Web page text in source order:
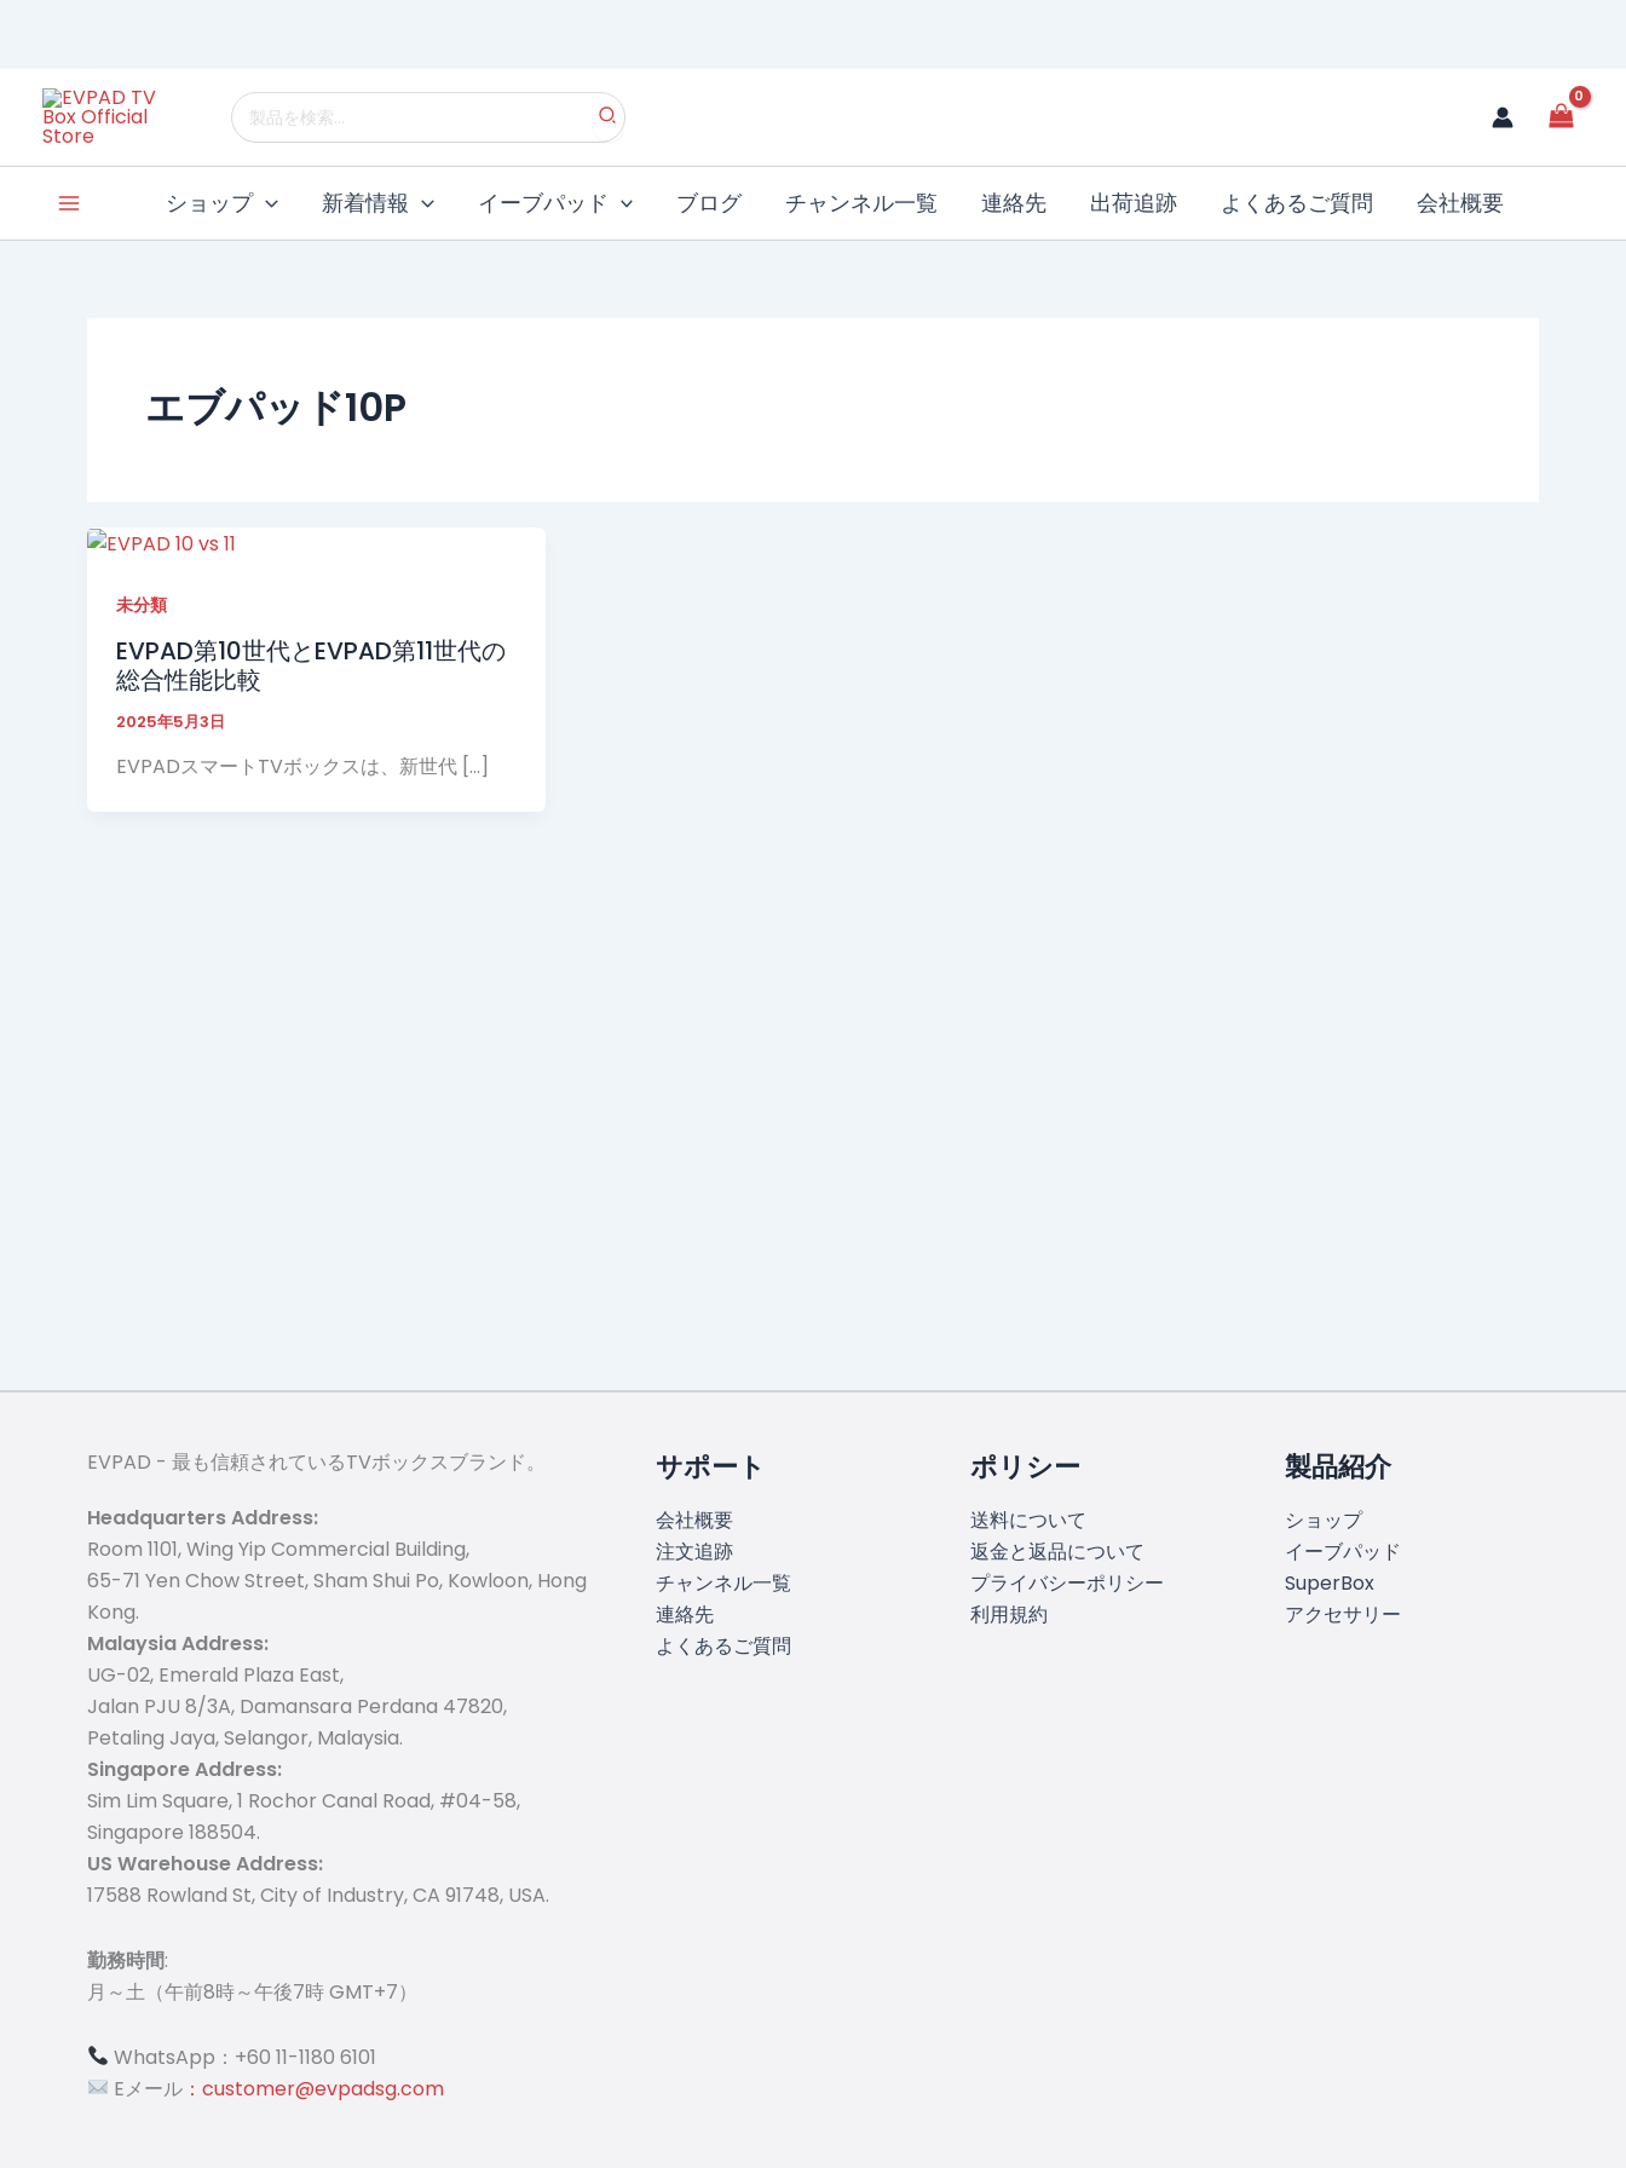
へ
キ
検
索
ショップ 新着情報 イーブパッド ブログ チャンネル一覧 連絡先 出荷追跡 よくあるご質問 会社概要
エブパッド10P
未分類
EVPAD第10世代とEVPAD第11世代の
総合性能比較
2025年5月3日
EVPADスマートTVボックスは、新世代 […]
EVPAD - 最も信頼されているTVボックスブランド。
Headquarters Address:
Room 1101, Wing Yip Commercial Building,
65-71 Yen Chow Street, Sham Shui Po, Kowloon, Hong
Kong.
Malaysia Address:
UG-02, Emerald Plaza East,
Jalan PJU 8/3A, Damansara Perdana 47820,
Petaling Jaya, Selangor, Malaysia.
Singapore Address:
Sim Lim Square, 1 Rochor Canal Road, #04-58,
Singapore 188504.
US Warehouse Address:
17588 Rowland St, City of Industry, CA 91748, USA.
勤務時間:
月～土（午前8時～午後7時 GMT+7）
WhatsApp：+60 11-1180 6101
Eメール ：customer@evpadsg.com
サポート
会社概要
注文追跡
チャンネル一覧
連絡先
よくあるご質問
ポリシー
送料について
返金と返品について
プライバシーポリシー
利用規約
製品紹介
ショップ
イーブパッド
SuperBox
アクセサリー